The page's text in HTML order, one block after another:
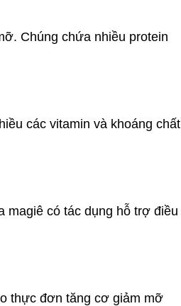
Chúng chứa nhiều protein
các vitamin và khoáng chất
magiê có tác dụng hỗ trợ điều
thực đơn tăng cơ giảm mỡ